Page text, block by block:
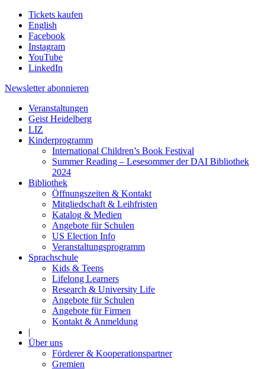
Tickets kaufen
English
Facebook
Instagram
YouTube
LinkedIn
Newsletter abonnieren
Veranstaltungen
Geist Heidelberg
LIZ
Kinderprogramm
International Children’s Book Festival
Summer Reading – Lesesommer der DAI Bibliothek
2024
Bibliothek
Öffnungszeiten & Kontakt
Mitgliedschaft & Leihfristen
Katalog & Medien
Angebote für Schulen
US Election Info
Veranstaltungsprogramm
Sprachschule
Kids & Teens
Lifelong Learners
Research & University Life
Angebote für Schulen
Angebote für Firmen
Kontakt & Anmeldung
|
Über uns
Förderer & Kooperationspartner
Gremien